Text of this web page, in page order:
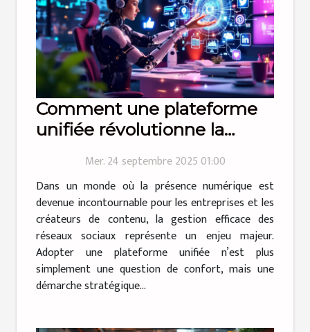
Comment une plateforme
unifiée révolutionne la
Mer. 24 septembre 2025 01:00
Dans un monde où la présence numérique est
devenue incontournable pour les entreprises et les
créateurs de contenu, la gestion efficace des
réseaux sociaux représente un enjeu majeur.
Adopter une plateforme unifiée n’est plus
simplement une question de confort, mais une
démarche stratégique...